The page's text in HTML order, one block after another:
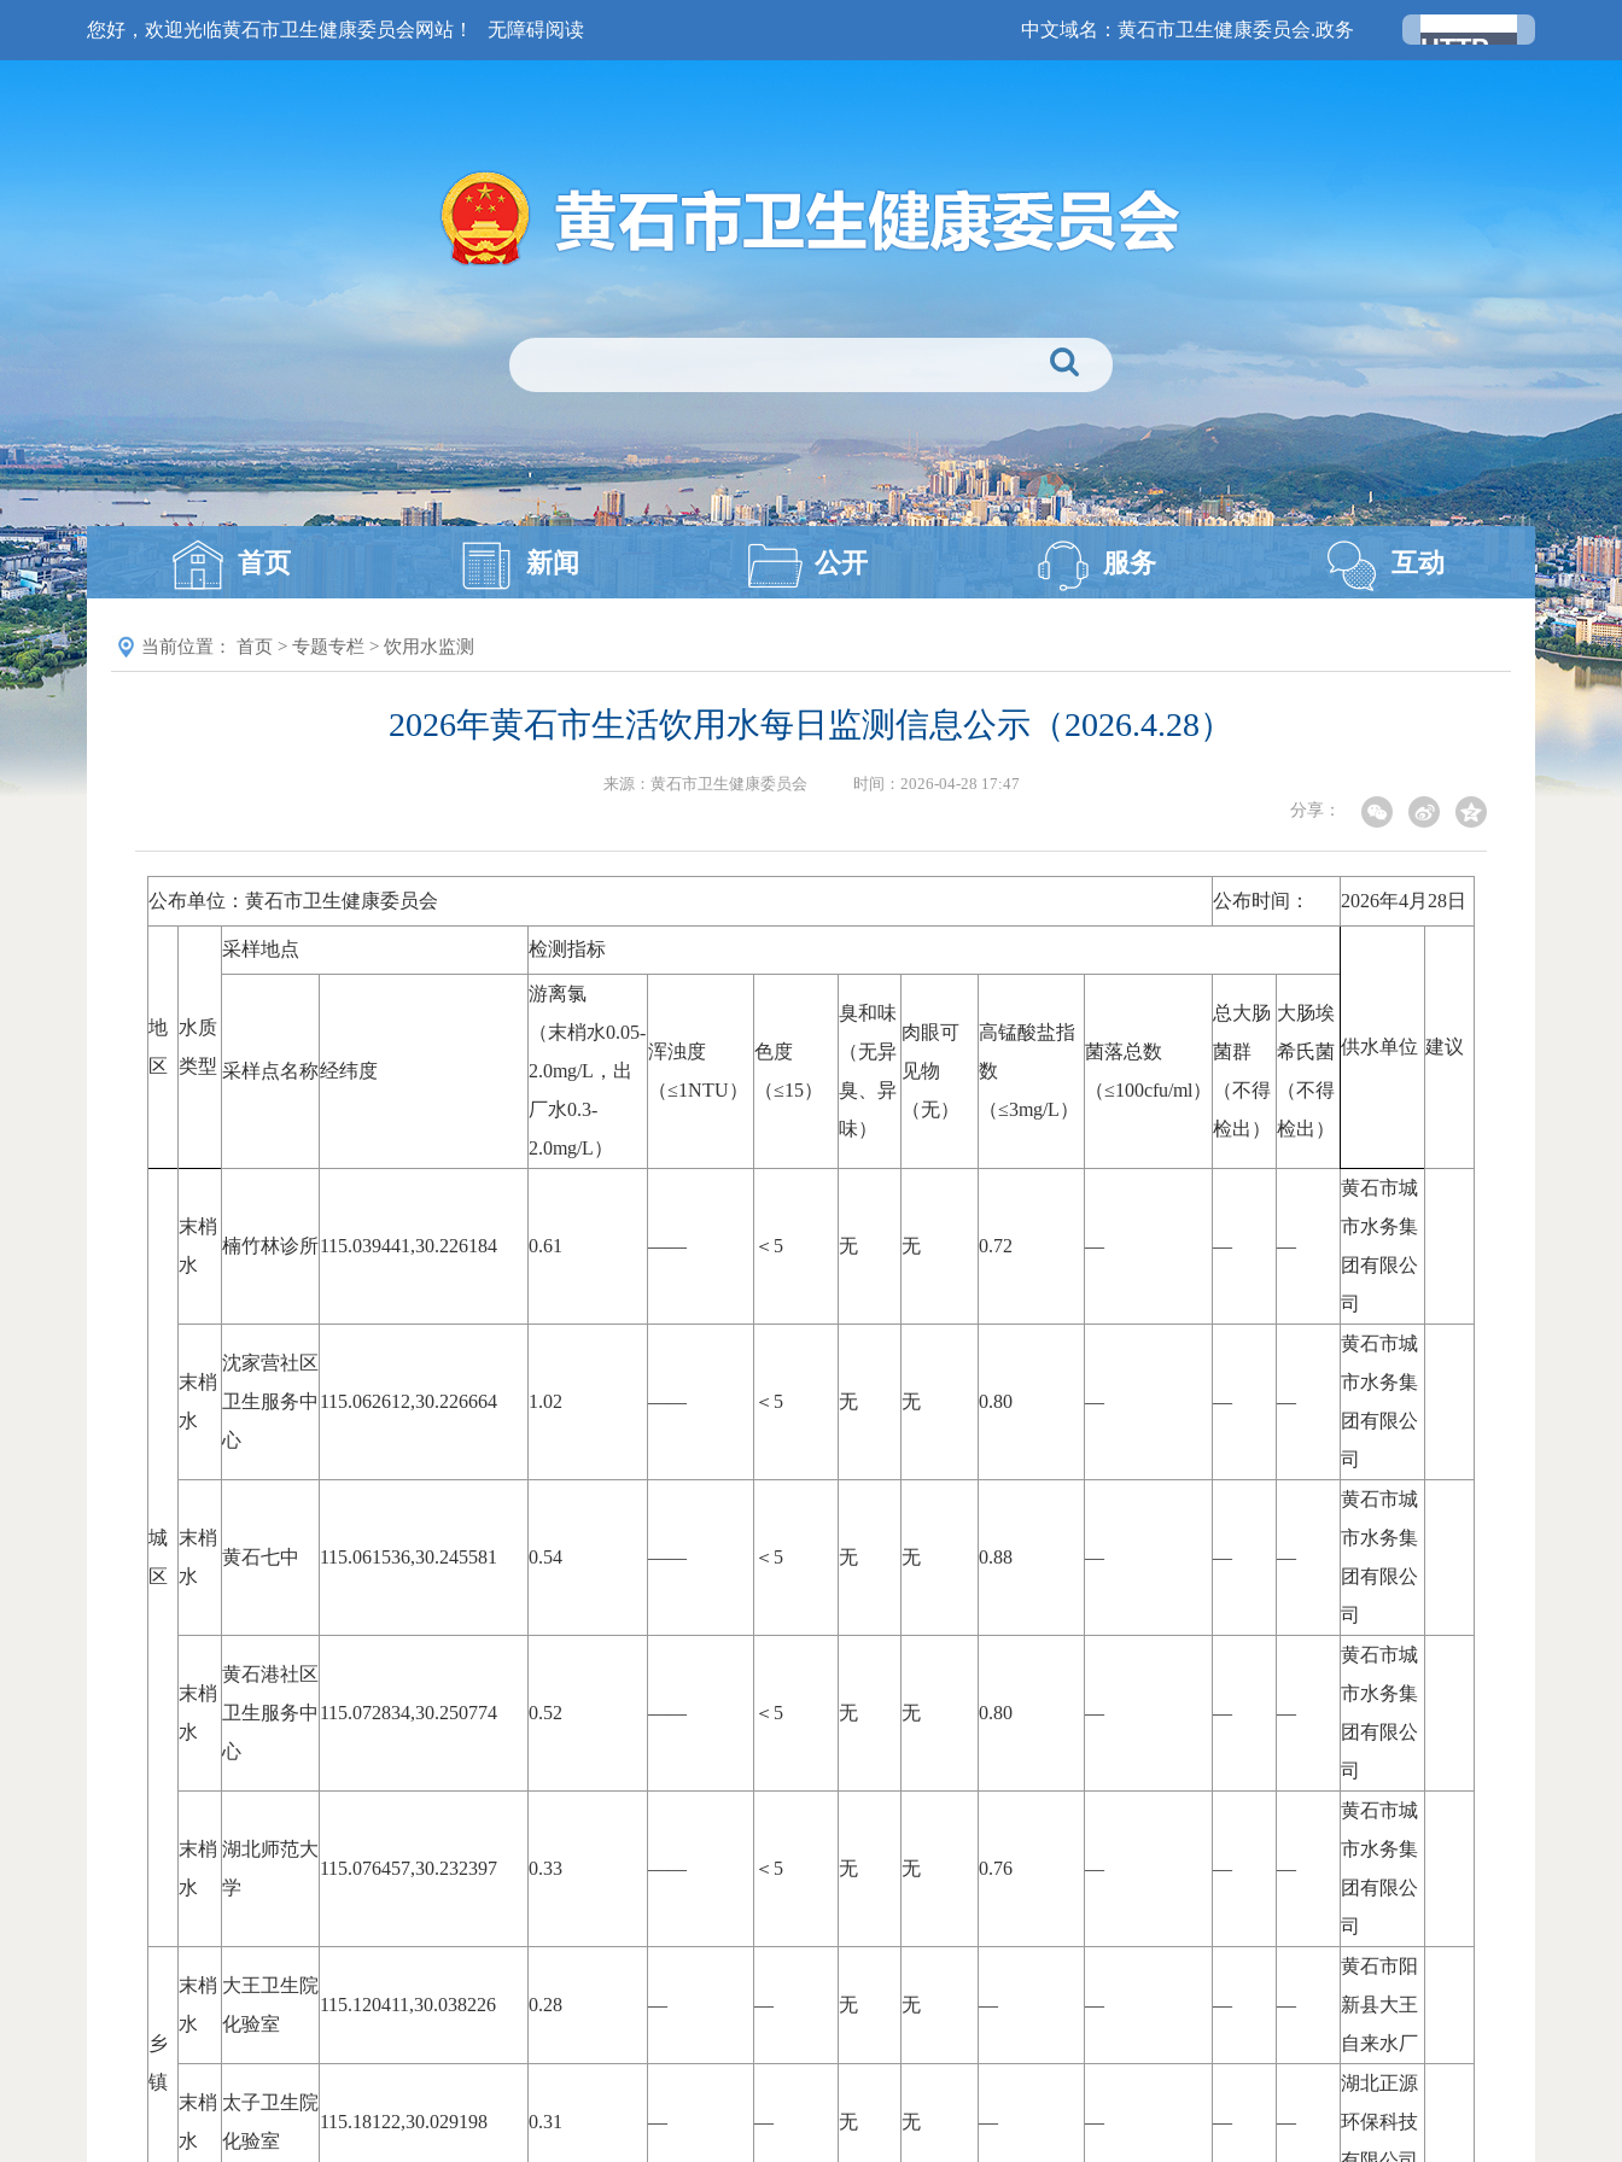
中文域名：黄石市卫生健康委员会.政务
您好，欢迎光临黄石市卫生健康委员会网站！ 无障碍阅读
首页 新闻 公开 服务 互动
当前位置： 首页 > 专题专栏 > 饮用水监测
2026年黄石市生活饮用水每日监测信息公示（2026.4.28）
来源：黄石市卫生健康委员会 时间：2026-04-28 17:47
分享：
公布单位：黄石市卫生健康委员会 公布时间： 2026年4月28日
地
区
水质
类型
采样地点 检测指标
供水单位 建议
采样点名称经纬度
游离氯
（末梢水0.05-
2.0mg/L，出
厂水0.3-
2.0mg/L）
浑浊度
（≤1NTU）
色度
（≤15）
臭和味
（无异
臭、异
味）
肉眼可
见物
（无）
高锰酸盐指
数
（≤3mg/L）
菌落总数
（≤100cfu/ml）
总大肠
菌群
（不得
检出）
大肠埃
希氏菌
（不得
检出）
城
区
末梢
水
楠竹林诊所115.039441,30.226184 0.61 —— ＜5 无 无 0.72 — — —
黄石市城
市水务集
团有限公
司
末梢
水
沈家营社区
卫生服务中
心
115.062612,30.226664 1.02 —— ＜5 无 无 0.80 — — —
黄石市城
市水务集
团有限公
司
末梢
水
黄石七中 115.061536,30.245581 0.54 —— ＜5 无 无 0.88 — — —
黄石市城
市水务集
团有限公
司
末梢
水
黄石港社区
卫生服务中
心
115.072834,30.250774 0.52 —— ＜5 无 无 0.80 — — —
黄石市城
市水务集
团有限公
司
末梢
水
湖北师范大
学
115.076457,30.232397 0.33 —— ＜5 无 无 0.76 — — —
黄石市城
市水务集
团有限公
司
乡
镇
末梢
水
大王卫生院
化验室
115.120411,30.038226 0.28 — — 无 无 — — — —
黄石市阳
新县大王
自来水厂
末梢
水
太子卫生院
化验室
115.18122,30.029198 0.31 — — 无 无 — — — —
湖北正源
环保科技